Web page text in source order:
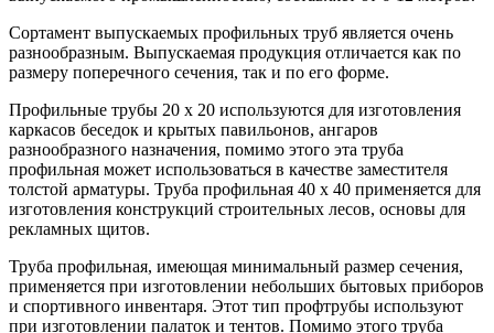
Сортамент выпускаемых профильных труб является очень
разнообразным. Выпускаемая продукция отличается как по
размеру поперечного сечения, так и по его форме.
Профильные трубы 20 х 20 используются для изготовления
каркасов беседок и крытых павильонов, ангаров
разнообразного назначения, помимо этого эта труба
профильная может использоваться в качестве заместителя
толстой арматуры. Труба профильная 40 x 40 применяется для
изготовления конструкций строительных лесов, основы для
рекламных щитов.
Труба профильная, имеющая минимальный размер сечения,
применяется при изготовлении небольших бытовых приборов
и спортивного инвентаря. Этот тип профтрубы используют
при изготовлении палаток и тентов. Помимо этого труба